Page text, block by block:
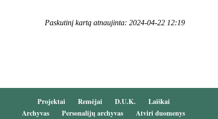
Paskutinį kartą atnaujinta: 2024-04-22 12:19
Projektai Remėjai D.U.K.
Laiškai
Archyvas
Personalijų archyvas Atviri duomenys